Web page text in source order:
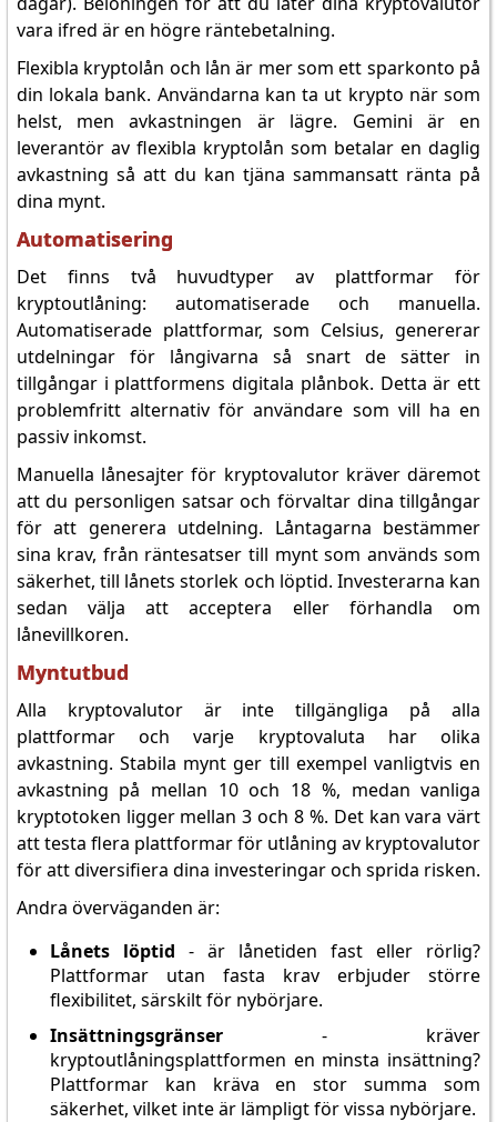
vara ifred är en högre räntebetalning.
Flexibla kryptolån och lån är mer som ett sparkonto på
din lokala bank. Användarna kan ta ut krypto när som
helst, men avkastningen är lägre. Gemini är en
leverantör av flexibla kryptolån som betalar en daglig
avkastning så att du kan tjäna sammansatt ränta på
dina mynt.
Automatisering
Det finns två huvudtyper av plattformar för
kryptoutlåning: automatiserade och manuella.
Automatiserade plattformar, som Celsius, genererar
utdelningar för långivarna så snart de sätter in
tillgångar i plattformens digitala plånbok. Detta är ett
problemfritt alternativ för användare som vill ha en
passiv inkomst.
Manuella lånesajter för kryptovalutor kräver däremot
att du personligen satsar och förvaltar dina tillgångar
för att generera utdelning. Låntagarna bestämmer
sina krav, från räntesatser till mynt som används som
säkerhet, till lånets storlek och löptid. Investerarna kan
sedan välja att acceptera eller förhandla om
lånevillkoren.
Myntutbud
Alla kryptovalutor är inte tillgängliga på alla
plattformar och varje kryptovaluta har olika
avkastning. Stabila mynt ger till exempel vanligtvis en
avkastning på mellan 10 och 18 %, medan vanliga
kryptotoken ligger mellan 3 och 8 %. Det kan vara värt
att testa flera plattformar för utlåning av kryptovalutor
för att diversifiera dina investeringar och sprida risken.
Andra överväganden är:
Lånets löptid - är lånetiden fast eller rörlig?
Plattformar utan fasta krav erbjuder större
flexibilitet, särskilt för nybörjare.
Insättningsgränser- kräver
kryptoutlåningsplattformen en minsta insättning?
Plattformar kan kräva en stor summa som
säkerhet, vilket inte är lämpligt för vissa nybörjare.